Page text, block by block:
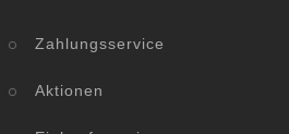
Zahlungsservice
Aktionen